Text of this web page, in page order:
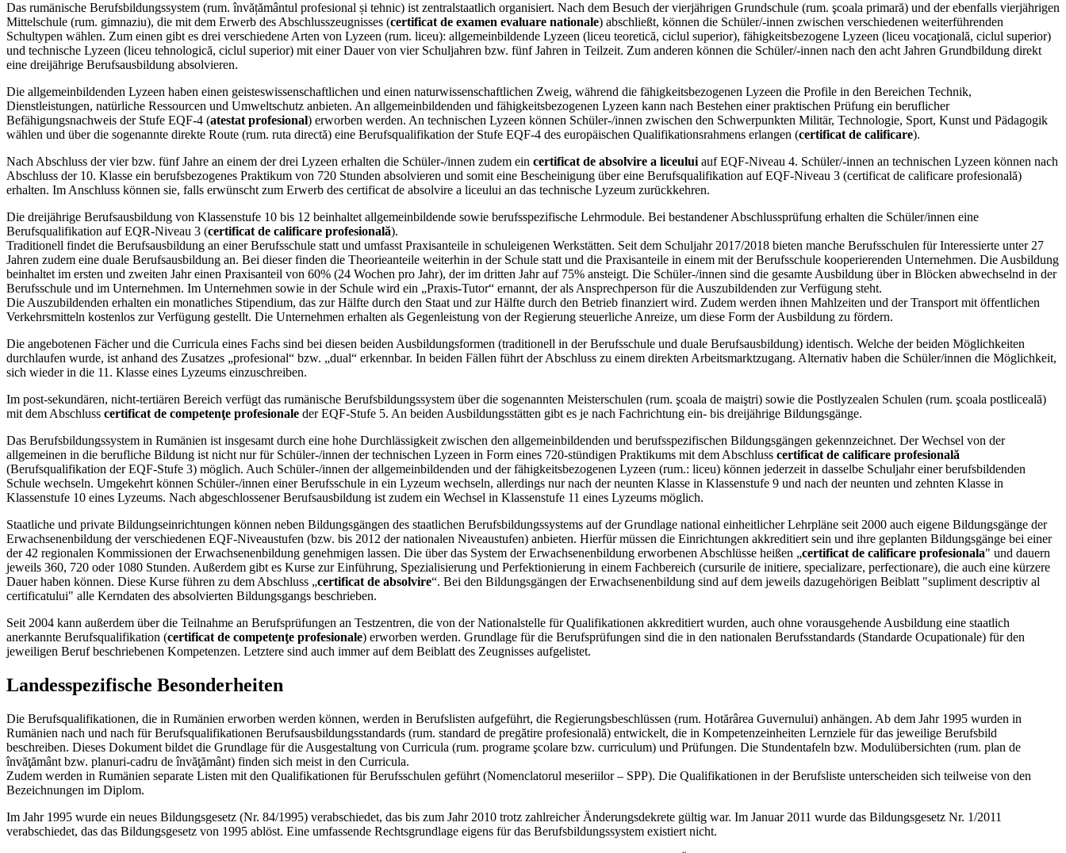
Das rumänische Berufsbildungssystem (rum. învățământul profesional și tehnic) ist zentralstaatlich organisiert. Nach dem Besuch der vierjährigen Grundschule (rum. şcoala primară) und der ebenfalls vierjährigen
Mittelschule (rum. gimnaziu), die mit dem Erwerb des Abschlusszeugnisses (certificat de examen evaluare nationale) abschließt, können die Schüler/-innen zwischen verschiedenen weiterführenden
Schultypen wählen. Zum einen gibt es drei verschiedene Arten von Lyzeen (rum. liceu): allgemeinbildende Lyzeen (liceu teoretică, ciclul superior), fähigkeitsbezogene Lyzeen (liceu vocaţională, ciclul superior)
und technische Lyzeen (liceu tehnologică, ciclul superior) mit einer Dauer von vier Schuljahren bzw. fünf Jahren in Teilzeit. Zum anderen können die Schüler/-innen nach den acht Jahren Grundbildung direkt
eine dreijährige Berufsausbildung absolvieren.
Die allgemeinbildenden Lyzeen haben einen geisteswissenschaftlichen und einen naturwissenschaftlichen Zweig, während die fähigkeitsbezogenen Lyzeen die Profile in den Bereichen Technik,
Dienstleistungen, natürliche Ressourcen und Umweltschutz anbieten. An allgemeinbildenden und fähigkeitsbezogenen Lyzeen kann nach Bestehen einer praktischen Prüfung ein beruflicher
Befähigungsnachweis der Stufe EQF-4 (atestat profesional) erworben werden. An technischen Lyzeen können Schüler-/innen zwischen den Schwerpunkten Militär, Technologie, Sport, Kunst und Pädagogik
wählen und über die sogenannte direkte Route (rum. ruta directă) eine Berufsqualifikation der Stufe EQF-4 des europäischen Qualifikationsrahmens erlangen (certificat de calificare).
Nach Abschluss der vier bzw. fünf Jahre an einem der drei Lyzeen erhalten die Schüler-/innen zudem ein certificat de absolvire a liceului auf EQF-Niveau 4. Schüler/-innen an technischen Lyzeen können nach
Abschluss der 10. Klasse ein berufsbezogenes Praktikum von 720 Stunden absolvieren und somit eine Bescheinigung über eine Berufsqualifikation auf EQF-Niveau 3 (certificat de calificare profesională)
erhalten. Im Anschluss können sie, falls erwünscht zum Erwerb des certificat de absolvire a liceului an das technische Lyzeum zurückkehren.
Die dreijährige Berufsausbildung von Klassenstufe 10 bis 12 beinhaltet allgemeinbildende sowie berufsspezifische Lehrmodule. Bei bestandener Abschlussprüfung erhalten die Schüler/innen eine
Berufsqualifikation auf EQR-Niveau 3 (certificat de calificare profesională).
Traditionell findet die Berufsausbildung an einer Berufsschule statt und umfasst Praxisanteile in schuleigenen Werkstätten. Seit dem Schuljahr 2017/2018 bieten manche Berufsschulen für Interessierte unter 27
Jahren zudem eine duale Berufsausbildung an. Bei dieser finden die Theorieanteile weiterhin in der Schule statt und die Praxisanteile in einem mit der Berufsschule kooperierenden Unternehmen. Die Ausbildung
beinhaltet im ersten und zweiten Jahr einen Praxisanteil von 60% (24 Wochen pro Jahr), der im dritten Jahr auf 75% ansteigt. Die Schüler-/innen sind die gesamte Ausbildung über in Blöcken abwechselnd in der
Berufsschule und im Unternehmen. Im Unternehmen sowie in der Schule wird ein „Praxis-Tutor“ ernannt, der als Ansprechperson für die Auszubildenden zur Verfügung steht.
Die Auszubildenden erhalten ein monatliches Stipendium, das zur Hälfte durch den Staat und zur Hälfte durch den Betrieb finanziert wird. Zudem werden ihnen Mahlzeiten und der Transport mit öffentlichen
Verkehrsmitteln kostenlos zur Verfügung gestellt. Die Unternehmen erhalten als Gegenleistung von der Regierung steuerliche Anreize, um diese Form der Ausbildung zu fördern.
Die angebotenen Fächer und die Curricula eines Fachs sind bei diesen beiden Ausbildungsformen (traditionell in der Berufsschule und duale Berufsausbildung) identisch. Welche der beiden Möglichkeiten
durchlaufen wurde, ist anhand des Zusatzes „profesional“ bzw. „dual“ erkennbar. In beiden Fällen führt der Abschluss zu einem direkten Arbeitsmarktzugang. Alternativ haben die Schüler/innen die Möglichkeit,
sich wieder in die 11. Klasse eines Lyzeums einzuschreiben.
Im post-sekundären, nicht-tertiären Bereich verfügt das rumänische Berufsbildungssystem über die sogenannten Meisterschulen (rum. şcoala de maiştri) sowie die Postlyzealen Schulen (rum. şcoala postliceală)
mit dem Abschluss certificat de competenţe profesionale der EQF-Stufe 5. An beiden Ausbildungsstätten gibt es je nach Fachrichtung ein- bis dreijährige Bildungsgänge.
Das Berufsbildungssystem in Rumänien ist insgesamt durch eine hohe Durchlässigkeit zwischen den allgemeinbildenden und berufsspezifischen Bildungsgängen gekennzeichnet. Der Wechsel von der
allgemeinen in die berufliche Bildung ist nicht nur für Schüler-/innen der technischen Lyzeen in Form eines 720-stündigen Praktikums mit dem Abschluss certificat de calificare profesională
(Berufsqualifikation der EQF-Stufe 3) möglich. Auch Schüler-/innen der allgemeinbildenden und der fähigkeitsbezogenen Lyzeen (rum.: liceu) können jederzeit in dasselbe Schuljahr einer berufsbildenden
Schule wechseln. Umgekehrt können Schüler-/innen einer Berufsschule in ein Lyzeum wechseln, allerdings nur nach der neunten Klasse in Klassenstufe 9 und nach der neunten und zehnten Klasse in
Klassenstufe 10 eines Lyzeums. Nach abgeschlossener Berufsausbildung ist zudem ein Wechsel in Klassenstufe 11 eines Lyzeums möglich.
Staatliche und private Bildungseinrichtungen können neben Bildungsgängen des staatlichen Berufsbildungssystems auf der Grundlage national einheitlicher Lehrpläne seit 2000 auch eigene Bildungsgänge der
Erwachsenenbildung der verschiedenen EQF-Niveaustufen (bzw. bis 2012 der nationalen Niveaustufen) anbieten. Hierfür müssen die Einrichtungen akkreditiert sein und ihre geplanten Bildungsgänge bei einer
der 42 regionalen Kommissionen der Erwachsenenbildung genehmigen lassen. Die über das System der Erwachsenenbildung erworbenen Abschlüsse heißen „certificat de calificare profesionala" und dauern
jeweils 360, 720 oder 1080 Stunden. Außerdem gibt es Kurse zur Einführung, Spezialisierung und Perfektionierung in einem Fachbereich (cursurile de initiere, specializare, perfectionare), die auch eine kürzere
Dauer haben können. Diese Kurse führen zu dem Abschluss „certificat de absolvire“. Bei den Bildungsgängen der Erwachsenenbildung sind auf dem jeweils dazugehörigen Beiblatt "supliment descriptiv al
certificatului" alle Kerndaten des absolvierten Bildungsgangs beschrieben.
Seit 2004 kann außerdem über die Teilnahme an Berufsprüfungen an Testzentren, die von der Nationalstelle für Qualifikationen akkreditiert wurden, auch ohne vorausgehende Ausbildung eine staatlich
anerkannte Berufsqualifikation (certificat de competenţe profesionale) erworben werden. Grundlage für die Berufsprüfungen sind die in den nationalen Berufsstandards (Standarde Ocupationale) für den
jeweiligen Beruf beschriebenen Kompetenzen. Letztere sind auch immer auf dem Beiblatt des Zeugnisses aufgelistet.
Landesspezifische Besonderheiten
Die Berufsqualifikationen, die in Rumänien erworben werden können, werden in Berufslisten aufgeführt, die Regierungsbeschlüssen (rum. Hotărârea Guvernului) anhängen. Ab dem Jahr 1995 wurden in
Rumänien nach und nach für Berufsqualifikationen Berufsausbildungsstandards (rum. standard de pregătire profesională) entwickelt, die in Kompetenzeinheiten Lernziele für das jeweilige Berufsbild
beschreiben. Dieses Dokument bildet die Grundlage für die Ausgestaltung von Curricula (rum. programe şcolare bzw. curriculum) und Prüfungen. Die Stundentafeln bzw. Modulübersichten (rum. plan de
învăţământ bzw. planuri-cadru de învăţământ) finden sich meist in den Curricula.
Zudem werden in Rumänien separate Listen mit den Qualifikationen für Berufsschulen geführt (Nomenclatorul meseriilor – SPP). Die Qualifikationen in der Berufsliste unterscheiden sich teilweise von den
Bezeichnungen im Diplom.
Im Jahr 1995 wurde ein neues Bildungsgesetz (Nr. 84/1995) verabschiedet, das bis zum Jahr 2010 trotz zahlreicher Änderungsdekrete gültig war. Im Januar 2011 wurde das Bildungsgesetz Nr. 1/2011
verabschiedet, das das Bildungsgesetz von 1995 ablöst. Eine umfassende Rechtsgrundlage eigens für das Berufsbildungssystem existiert nicht.